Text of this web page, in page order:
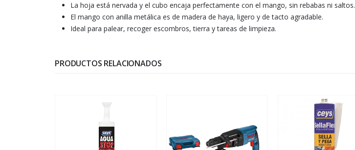
La hoja está nervada y el cubo encaja perfectamente con el mango, sin rebabas ni saltos.
El mango con anilla metálica es de madera de haya, ligero y de tacto agradable.
Ideal para palear, recoger escombros, tierra y tareas de limpieza.
PRODUCTOS RELACIONADOS